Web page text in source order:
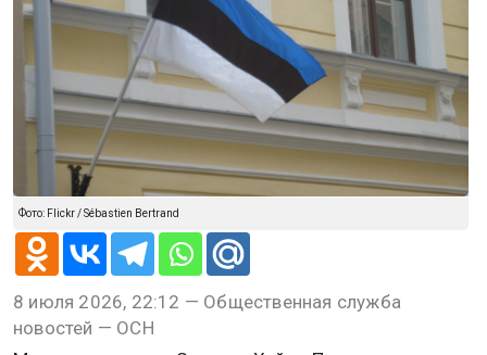
Фото: Flickr / Sébastien Bertrand
8 июля 2026, 22:12 — Общественная служба
новостей — ОСН